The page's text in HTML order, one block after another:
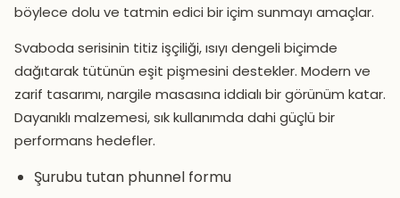
böylece dolu ve tatmin edici bir içim sunmayı amaçlar.
Svaboda serisinin titiz işçiliği, ısıyı dengeli biçimde
dağıtarak tütünün eşit pişmesini destekler. Modern ve
zarif tasarımı, nargile masasına iddialı bir görünüm katar.
Dayanıklı malzemesi, sık kullanımda dahi güçlü bir
performans hedefler.
Şurubu tutan phunnel formu